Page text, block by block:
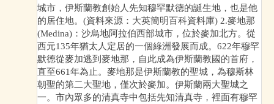
城市，伊斯蘭教創始人先知穆罕默德的誕生地，也是他
的居住地。(資料來源：大英簡明百科資料庫) 2.麥地那
(Medina)：沙烏地阿拉伯西部城市，位於麥加北方。從
西元135年猶太人定居的一個綠洲發展而成。622年穆罕
默德從麥加逃到麥地那，自此成為伊斯蘭教國的首府，
直至661年為止。麥地那是伊斯蘭教的聖城，為穆斯林
朝聖的第二大聖地，僅次於麥加。伊斯蘭兩大聖城之
一。市內眾多的清真寺中包括先知清真寺，裡面有穆罕